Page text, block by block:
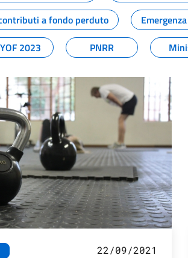
a fondo perduto
2023 PNRR
22/09/2021